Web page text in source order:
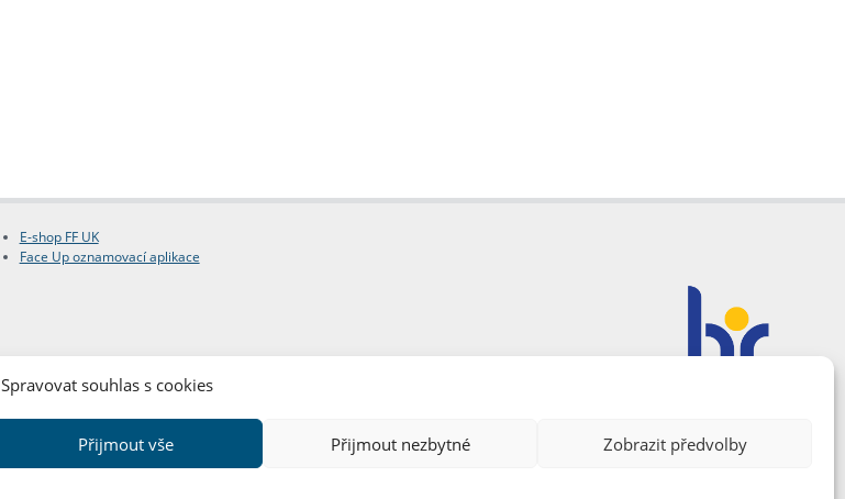
Spravovat souhlas s cookies
Přijmout vše Přijmout nezbytné Zobrazit předvolby
E-shop FF UK
Face Up oznamovací aplikace